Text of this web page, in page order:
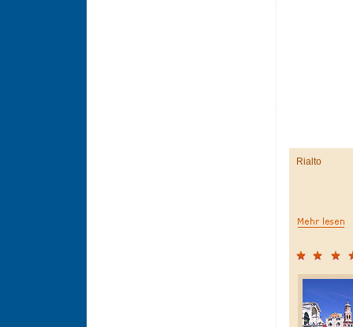
Rialto